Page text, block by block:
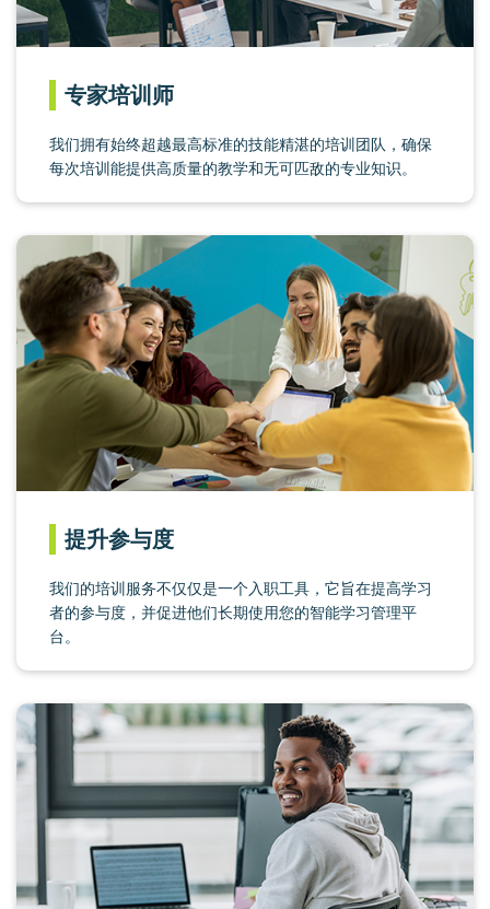
专家培训师
我们拥有始终超越最高标准的技能精湛的培训团队，确保
每次培训能提供高质量的教学和无可匹敌的专业知识。
提升参与度
我们的培训服务不仅仅是一个入职工具，它旨在提高学习
者的参与度，并促进他们长期使用您的智能学习管理平
台。